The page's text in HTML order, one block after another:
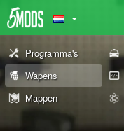
Programma's
Wapens
Mappen